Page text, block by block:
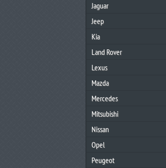
Jaguar
Jeep
Kia
Land Rover
Lexus
Mazda
Mercedes
Mitsubishi
Nissan
Opel
Peugeot